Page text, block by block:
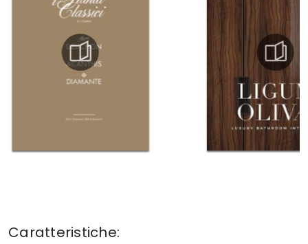
Caratteristiche: